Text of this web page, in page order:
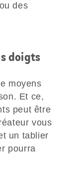
ou des
doigts
moyens
Et ce,
peut être
vous
un tablier
pourra